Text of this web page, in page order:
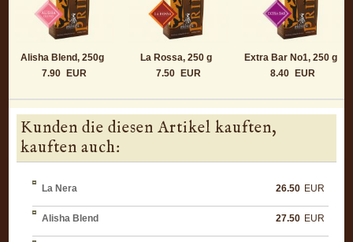
Alisha Blend, 250g
7.90
EUR
La Rossa, 250 g
7.50
EUR
Extra Bar No1, 250 g
8.40
EUR
Kunden die diesen Artikel kauften,
kauften auch:
La Nera 26.50 EUR
Alisha Blend 27.50 EUR